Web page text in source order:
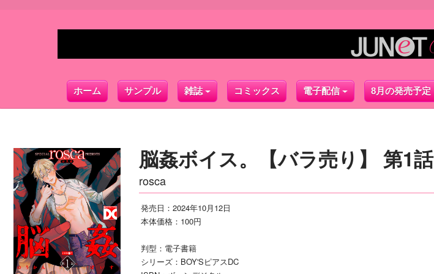
ホーム サンプル 雑誌 コミックス 電子配信 8月の発売予定
脳姦ボイス。【バラ売り】 第1話
rosca
発売日：2024年10月12日
本体価格：100円
判型：電子書籍
シリーズ：BOY'SピアスDC